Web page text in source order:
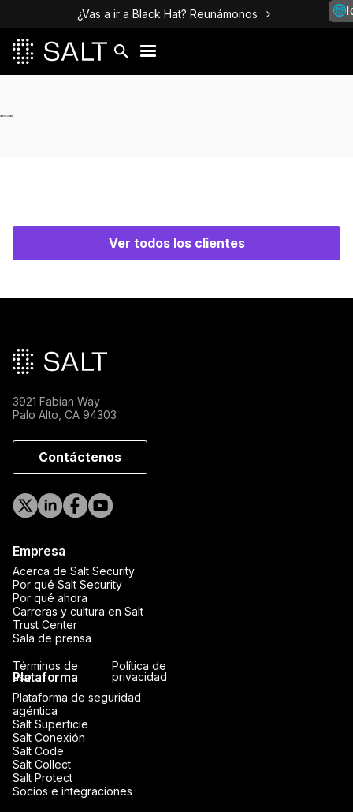
¿Vas a ir a Black Hat? Reunámonos
Ver todos los clientes
3921 Fabian Way
Palo Alto, CA 94303
Contáctenos
Empresa
Acerca de Salt Security
Por qué Salt Security
Por qué ahora
Carreras y cultura en Salt
Trust Center
Sala de prensa
Plataforma
Plataforma de seguridad
agéntica
Salt Superficie
Salt Conexión
Salt Code
Salt Collect
Salt Protect
Socios e integraciones
Términos de
uso
Política de
privacidad